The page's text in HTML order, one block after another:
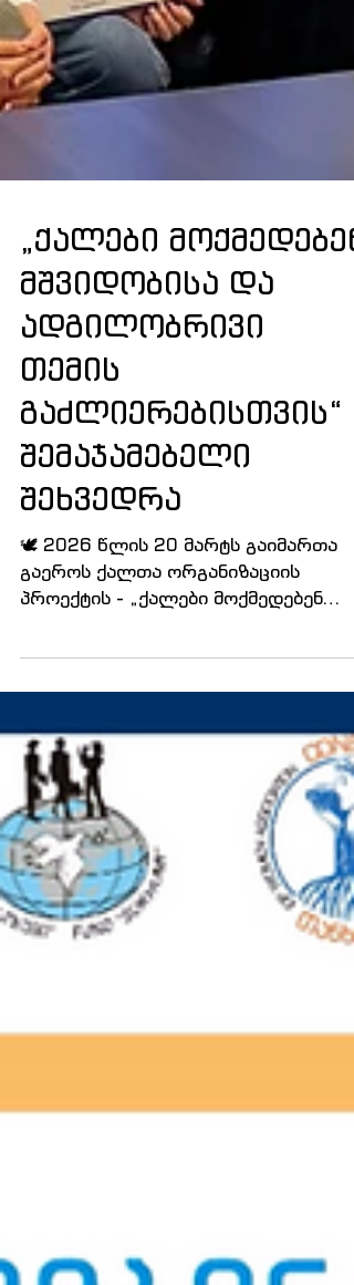
„ქალები მოქმედებენ
მშვიდობისა და
ადგილობრივი
თემის
გაძლიერებისთვის“
შემაჯამებელი
შეხვედრა
🕊 2026 წლის 20 მარტს გაიმართა
პროექტის - „ქალები მოქმედებენ
მშვიდობისა და ადგილობრივი თემის
შეხვედრა. ღონისძიებაზე დევნილთა
დასახლებებსა და გამყოფი
სოფლებში მცხოვრებმა ქალებმა -
სათემო მუშაკებმა, თვითდახმარების
ჯგუფების წევრებმა და „მშვიდობის
ელჩი ქალებისა და ახალგაზრდების
ქსელის“ წარმომადგენლებმა -
საკუთარი მიღწევები და დაგროვილი